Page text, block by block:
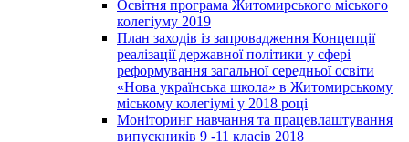
Освітня програма Житомирського міського
колегіуму 2019
План заходів із запровадження Концепції
реалізації державної політики у сфері
реформування загальної середньої освіти
«Нова українська школа» в Житомирському
міському колегіумі у 2018 році
Моніторинг навчання та працевлаштування
випускників 9 -11 класів 2018